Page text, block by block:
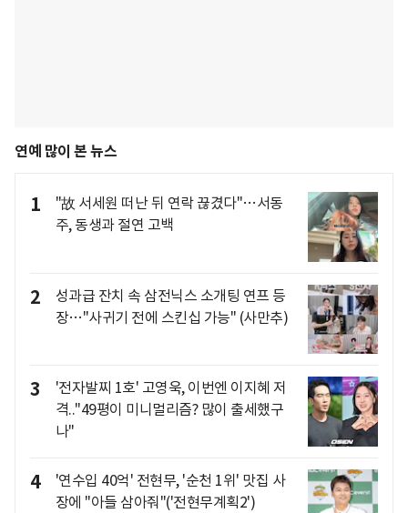
연예 많이 본 뉴스
1
"故 서세원 떠난 뒤 연락 끊겼다"…서동
주, 동생과 절연 고백
2
성과급 잔치 속 삼전닉스 소개팅 연프 등
장…"사귀기 전에 스킨십 가능" (사만추)
3
'전자발찌 1호' 고영욱, 이번엔 이지혜 저
격.."49평이 미니멀리즘? 많이 출세했구
나"
4
'연수입 40억' 전현무, '순천 1위' 맛집 사
장에 "아들 삼아줘"('전현무계획2')